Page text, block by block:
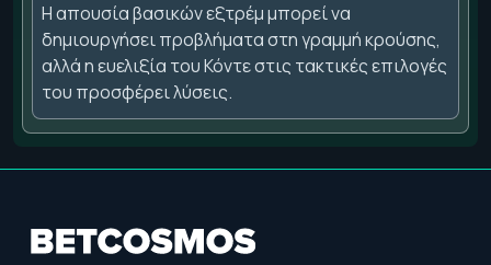
Η απουσία βασικών εξτρέμ μπορεί να
δημιουργήσει προβλήματα στη γραμμή κρούσης,
αλλά η ευελιξία του Κόντε στις τακτικές επιλογές
του προσφέρει λύσεις.